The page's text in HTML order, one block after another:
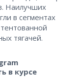
Наилучших
в сегментах
тягачей.
в курсе